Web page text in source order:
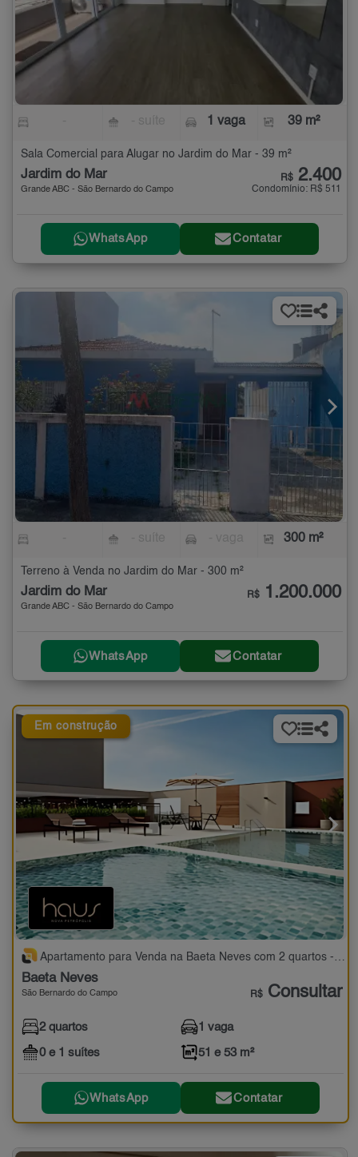
1 vaga 39 m²
Sala Comercial para Alugar no Jardim do Mar - 39 m²
Jardim do Mar
Grande ABC - São Bernardo do Campo
R$ 2.400
Condomínio: R$ 511
WhatsApp Contatar
300 m²
Terreno à Venda no Jardim do Mar - 300 m²
Jardim do Mar
Grande ABC - São Bernardo do Campo
R$ 1.200.000
WhatsApp Contatar
Em construção
Apartamento para Venda na Baeta Neves com 2 quartos - 51 e 53 m²
Baeta Neves
São Bernardo do Campo R$ Consultar
2 quartos
0 e 1 suítes
1 vaga
51 e 53 m²
WhatsApp Contatar